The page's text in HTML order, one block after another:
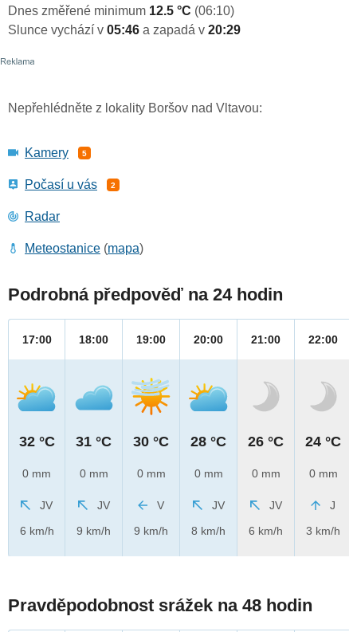
Dnes změřené minimum 12.5 °C (06:10)
Slunce vychází v 05:46 a zapadá v 20:29
Nepřehlédněte z lokality Boršov nad Vltavou:
Kamery 5
Počasí u vás 2
Radar
Meteostanice (mapa)
Podrobná předpověď na 24 hodin
17:00
32 °C
0 mm
JV
6 km/h
18:00
31 °C
0 mm
JV
9 km/h
19:00
30 °C
0 mm
V
9 km/h
20:00
28 °C
0 mm
JV
8 km/h
21:00
26 °C
0 mm
JV
6 km/h
22:00
24 °C
0 mm
J
3 km/h
Pravděpodobnost srážek na 48 hodin